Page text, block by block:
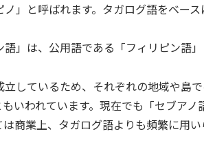
」と呼ばれます。タガログ語をベー
」は、公用語である「フィリピン語」
しているため、それぞれの地域や島
いわれています。現在でも「セブア
商業上、タガログ語よりも頻繁に用い